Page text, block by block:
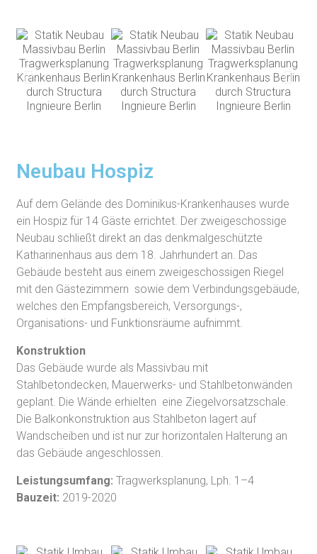
Neubau Hospiz
Auf dem Gelände des Dominikus-Krankenhauses wurde
ein Hospiz für 14 Gäste errichtet. Der zweigeschossige
Neubau schließt direkt an das denkmalgeschützte
Katharinenhaus aus dem 18. Jahrhundert an. Das
Gebäude besteht aus einem zweigeschossigen Riegel
mit den Gästezimmern sowie dem Verbindungsgebäude,
welches den Empfangsbereich, Versorgungs-,
Organisations- und Funktionsräume aufnimmt.
Konstruktion
Das Gebäude wurde als Massivbau mit
Stahlbetondecken, Mauerwerks- und Stahlbetonwänden
geplant. Die Wände erhielten eine Ziegelvorsatzschale.
Die Balkonkonstruktion aus Stahlbeton lagert auf
Wandscheiben und ist nur zur horizontalen Halterung an
das Gebäude angeschlossen.
Leistungsumfang:Tragwerksplanung, Lph. 1–4
Bauzeit: 2019-2020